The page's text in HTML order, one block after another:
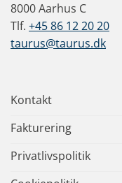
8000 Aarhus C
Tlf. +45 86 12 20 20
taurus@taurus.dk
Kontakt
Fakturering
Privatlivspolitik